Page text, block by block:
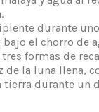
durante
bajo el chorro de
formas de
de la luna llena,
tierra durante un